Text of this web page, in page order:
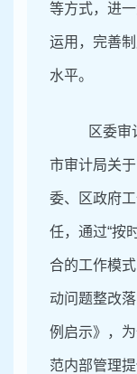
等方式，进
运用，完善
水平。
区委审
市审计局关
委、区政府
任，通过“按
合的工作模
动问题整改
例启示》，
范内部管理